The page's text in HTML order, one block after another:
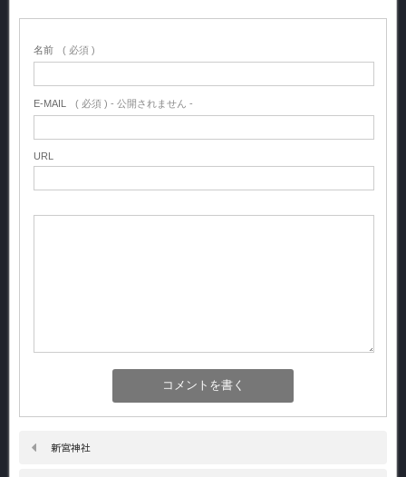
名前 ( 必須 )
E-MAIL ( 必須 ) - 公開されません -
URL
新宮神社